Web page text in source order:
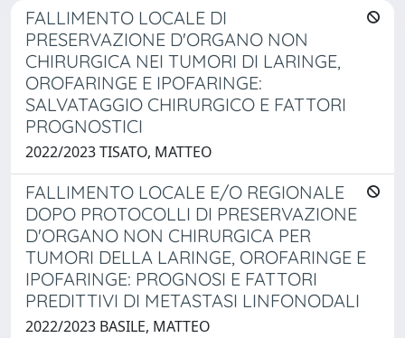
FALLIMENTO LOCALE DI
PRESERVAZIONE D'ORGANO NON
CHIRURGICA NEI TUMORI DI LARINGE,
OROFARINGE E IPOFARINGE:
SALVATAGGIO CHIRURGICO E FATTORI
PROGNOSTICI
2022/2023 TISATO, MATTEO
FALLIMENTO LOCALE E/O REGIONALE
DOPO PROTOCOLLI DI PRESERVAZIONE
D'ORGANO NON CHIRURGICA PER
TUMORI DELLA LARINGE, OROFARINGE E
IPOFARINGE: PROGNOSI E FATTORI
PREDITTIVI DI METASTASI LINFONODALI
2022/2023 BASILE, MATTEO